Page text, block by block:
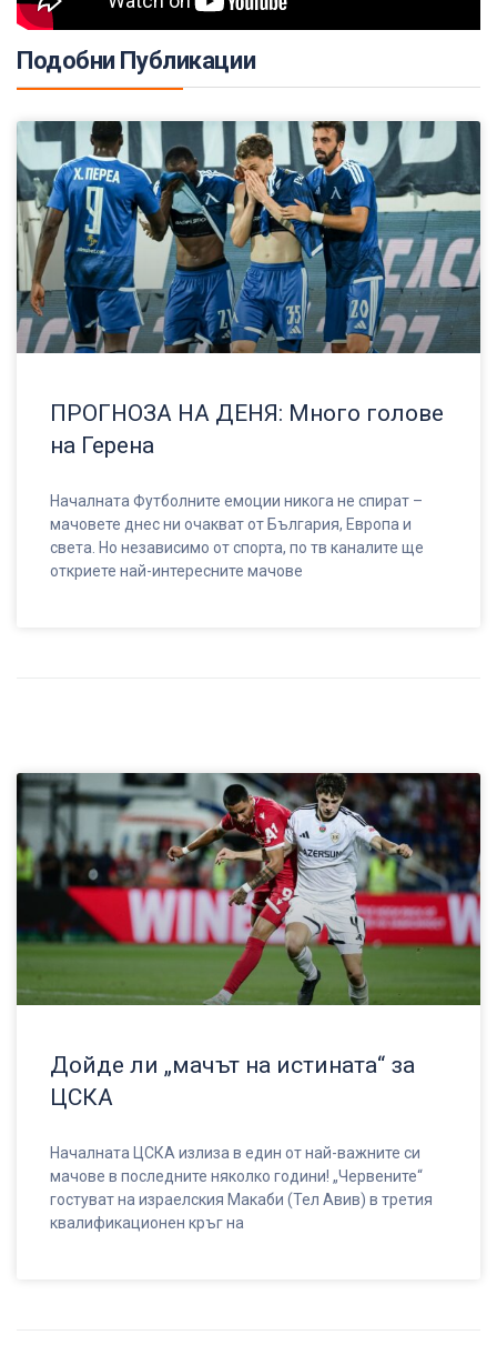
Подобни Публикации
ПРОГНОЗА НА ДЕНЯ: Много голове
на Герена
Началната Футболните емоции никога не спират –
мачовете днес ни очакват от България, Европа и
света. Но независимо от спорта, по тв каналите ще
откриете най-интересните мачове
Дойде ли „мачът на истината“ за
ЦСКА
Началната ЦСКА излиза в един от най-важните си
мачове в последните няколко години! „Червените“
гостуват на израелския Макаби (Тел Авив) в третия
квалификационен кръг на